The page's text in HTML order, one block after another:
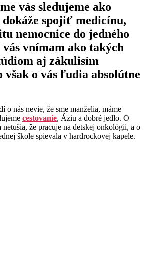
vás sledujeme ako
spojiť medicínu,
nemocnice do jedného
vás vnímam ako takých
aj zákulisím
však o vás ľudia absolútne
nás nevie, že sme manželia, máme
cestovanie, Áziu a dobré jedlo. O
že pracuje na detskej onkológii, a o
škole spievala v hardrockovej kapele.